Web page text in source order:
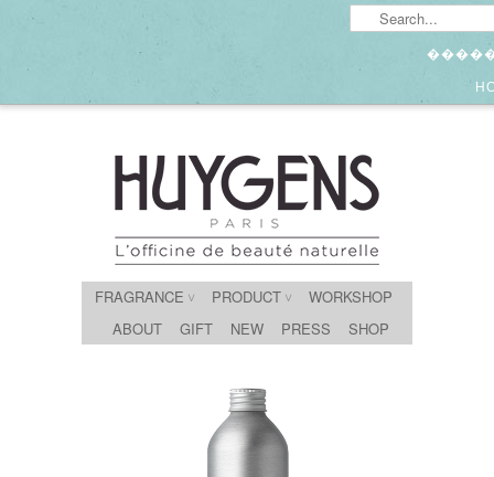
FRAGRANCE ∨ PRODUCT ∨
WORKSHOP
ABOUT
GIFT NEW PRESS SHOP